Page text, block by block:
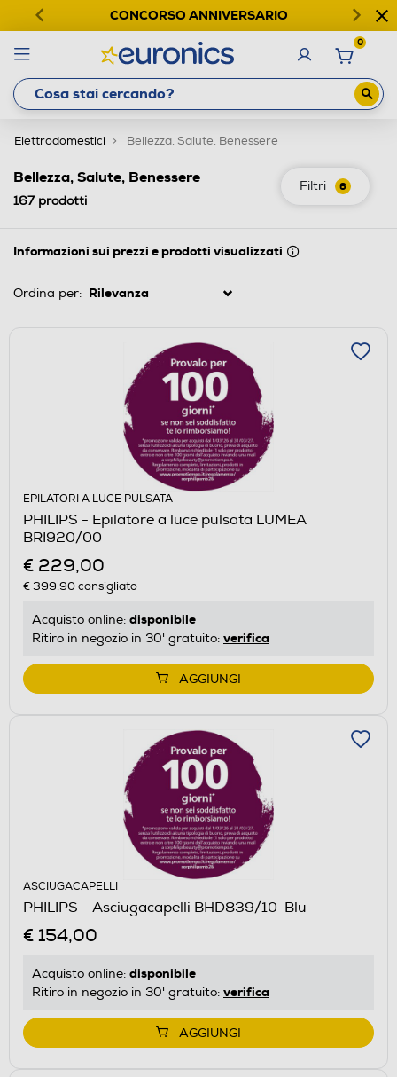
CONCORSO ANNIVERSARIO
0
Elettrodomestici Bellezza, Salute, Benessere
Filtri 6
Bellezza, Salute, Benessere
167prodotti
Informazioni sui prezzi e prodotti visualizzati
Ordina per:
EPILATORI A LUCE PULSATA
PHILIPS - Epilatore a luce pulsata LUMEA
BRI920/00
€ 229,00
€ 399,90consigliato
Acquisto online: disponibile
Ritiro in negozio in 30' gratuito: verifica
AGGIUNGI
ASCIUGACAPELLI
PHILIPS - Asciugacapelli BHD839/10-Blu
€ 154,00
Acquisto online: disponibile
Ritiro in negozio in 30' gratuito: verifica
AGGIUNGI